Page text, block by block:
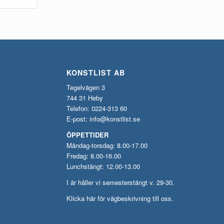
KONSTLIST AB
Tegelvägen 3
744 31 Heby
Telefon: 0224-313 60
E-post: info@konstlist.se
ÖPPETTIDER
Måndag-torsdag: 8.00-17.00
Fredag: 8.00-16.00
Lunchstängt: 12.00-13.00
I år håller vi semesterstängt v. 29-30.
Klicka här för vägbeskrivning till oss.